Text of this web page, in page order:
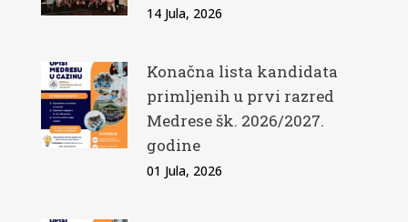
14 Jula, 2026
Konačna lista kandidata
primljenih u prvi razred
Medrese šk. 2026/2027.
godine
01 Jula, 2026